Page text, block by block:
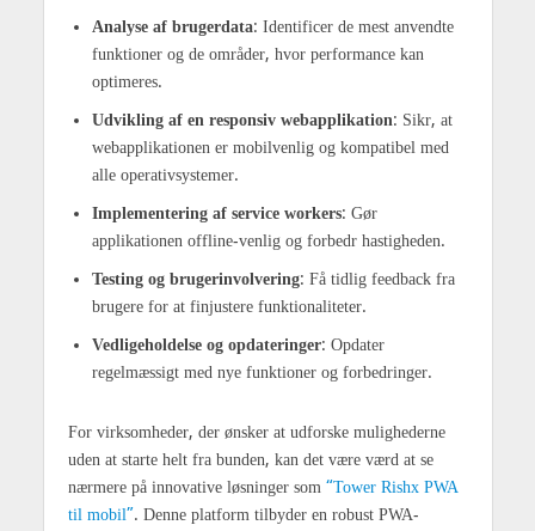
Analyse af brugerdata: Identificer de mest anvendte
funktioner og de områder, hvor performance kan
optimeres.
Udvikling af en responsiv webapplikation: Sikr, at
webapplikationen er mobilvenlig og kompatibel med
alle operativsystemer.
Implementering af service workers: Gør
applikationen offline-venlig og forbedr hastigheden.
Testing og brugerinvolvering: Få tidlig feedback fra
brugere for at finjustere funktionaliteter.
Vedligeholdelse og opdateringer: Opdater
regelmæssigt med nye funktioner og forbedringer.
For virksomheder, der ønsker at udforske mulighederne
uden at starte helt fra bunden, kan det være værd at se
nærmere på innovative løsninger som “Tower Rishx PWA
til mobil”. Denne platform tilbyder en robust PWA-